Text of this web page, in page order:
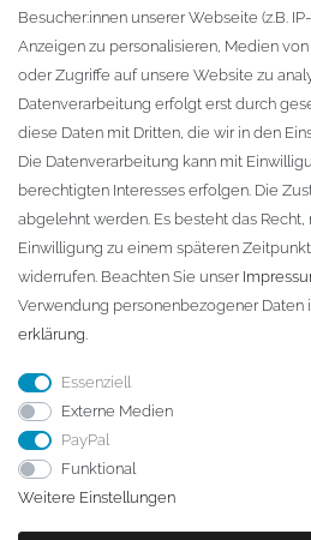
KONTAKT
Fa. Steffen Jost
Söbrigener Weg 50
D-01796 Pirna
Telefon:+49 (0)3501 507295
info@dach-teufel.de
Besucher:innen unserer Webseite (z.B.
Anzeigen zu personalisieren, Medien
oder Zugriffe auf unsere Website zu
Datenverarbeitung erfolgt erst durch
diese Daten mit Dritten, die wir in den
Die Datenverarbeitung kann mit
berechtigten Interesses erfolgen. Die
abgelehnt werden. Es besteht das
Einwilligung zu einem späteren
widerrufen. Beachten Sie unser
Verwendung personenbezogener Daten
erklärung.
Essenziell
Externe Medien
PayPal
Funktional
Weitere Einstellungen